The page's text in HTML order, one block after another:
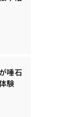
唾石
験